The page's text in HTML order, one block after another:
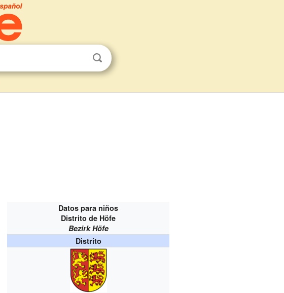
Datos para niños
Distrito de Höfe
Bezirk Höfe
Distrito